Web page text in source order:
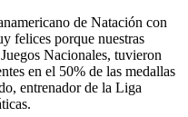
de Natación con
felices porque nuestras
Nacionales, tuvieron
en el 50% de las medallas
entrenador de la Liga